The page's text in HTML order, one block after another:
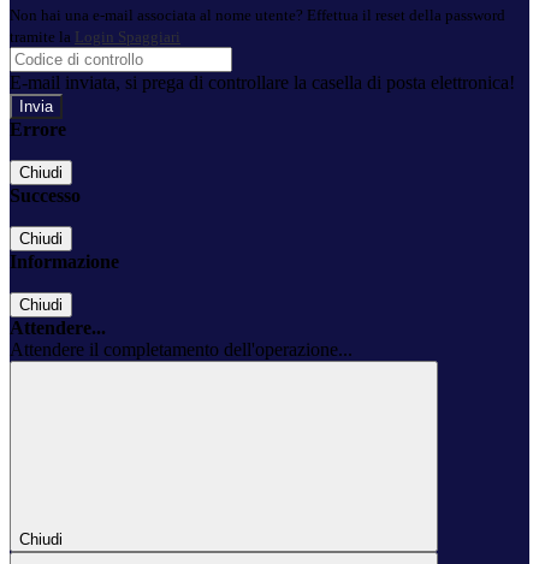
Non hai una e-mail associata al nome utente? Effettua il reset della password
tramite la Login Spaggiari
E-mail inviata, si prega di controllare la casella di posta elettronica!
Errore
Chiudi
Successo
Chiudi
Informazione
Chiudi
Attendere...
Attendere il completamento dell'operazione...
Chiudi